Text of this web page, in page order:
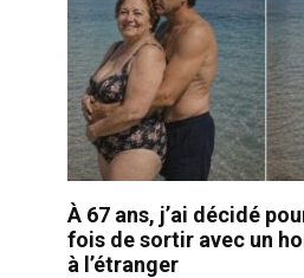
À 67 ans, j’ai décidé
fois de sortir avec un
à l’étranger